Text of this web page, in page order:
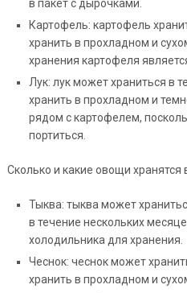
в пакет с дырочками.
Картофель: картофель
хранить в прохладном и
хранения картофеля
Лук: лук может храниться в
хранить в прохладном и
рядом с картофелем,
портиться.
Сколько и какие овощи хранятся
Тыква: тыква может
в течение нескольких
холодильника для хранения.
Чеснок: чеснок может
хранить в прохладном и